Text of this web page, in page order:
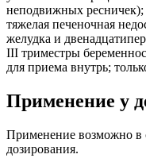
неподвижных ресничек);
тяжелая печеночная
желудка и
III триместры
для приема внутрь;
Применение у
Применение возможно в
дозирования.